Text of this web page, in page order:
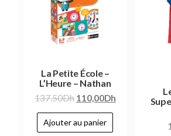
La Petite École –
L’Heure – Nathan
137,50Dh 110,00Dh
Ajouter au panier